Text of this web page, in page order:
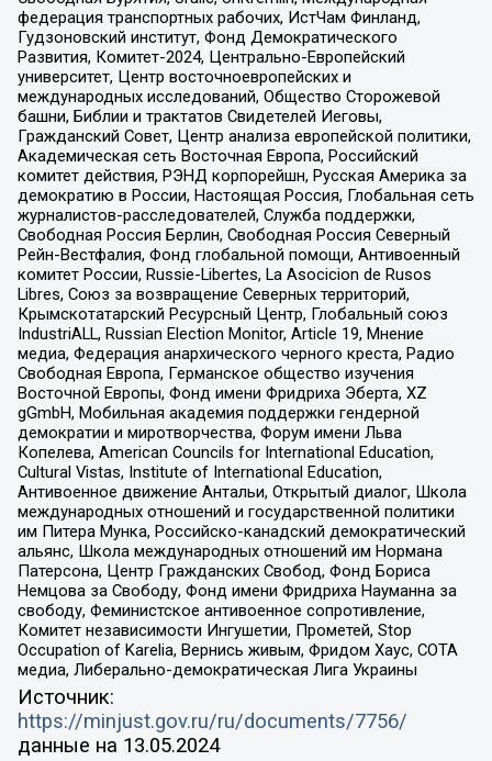
федерация транспортных рабочих, ИстЧам Финланд,
Гудзоновский институт, Фонд Демократического
Развития, Комитет-2024, Центрально-Европейский
университет, Центр восточноевропейских и
международных исследований, Общество Сторожевой
башни, Библии и трактатов Свидетелей Иеговы,
Гражданский Совет, Центр анализа европейской политики,
Академическая сеть Восточная Европа, Российский
комитет действия, РЭНД корпорейшн, Русская Америка за
демократию в России, Настоящая Россия, Глобальная сеть
журналистов-расследователей, Служба поддержки,
Свободная Россия Берлин, Свободная Россия Северный
Рейн-Вестфалия, Фонд глобальной помощи, Антивоенный
комитет России, Russie-Libertes, La Asocicion de Rusos
Libres, Союз за возвращение Северных территорий,
Крымскотатарский Ресурсный Центр, Глобальный союз
IndustriALL, Russian Election Monitor, Article 19, Мнение
медиа, Федерация анархического черного креста, Радио
Свободная Европа, Германское общество изучения
Восточной Европы, Фонд имени Фридриха Эберта, XZ
gGmbH, Мобильная академия поддержки гендерной
демократии и миротворчества, Форум имени Льва
Копелева, American Councils for International Education,
Cultural Vistas, Institute of International Education,
Антивоенное движение Антальи, Открытый диалог, Школа
международных отношений и государственной политики
им Питера Мунка, Российско-канадский демократический
альянс, Школа международных отношений им Нормана
Патерсона, Центр Гражданских Свобод, Фонд Бориса
Немцова за Свободу, Фонд имени Фридриха Науманна за
свободу, Феминистское антивоенное сопротивление,
Комитет независимости Ингушетии, Прометей, Stop
Occupation of Karelia, Вернись живым, Фридом Хаус, СОТА
медиа, Либерально-демократическая Лига Украины
Источник:
https://minjust.gov.ru/ru/documents/7756/
данные на 13.05.2024